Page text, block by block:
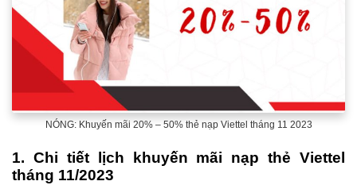
NÓNG: Khuyến mãi 20% – 50% thẻ nạp Viettel tháng 11 2023
1. Chi tiết lịch khuyến mãi nạp thẻ Viettel
tháng 11/2023